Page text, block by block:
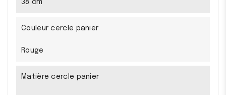
38 cm
Couleur cercle panier
Rouge
Matière cercle panier